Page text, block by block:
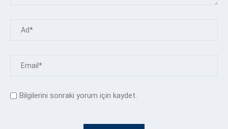
Bilgilerini sonraki yorum için kaydet.